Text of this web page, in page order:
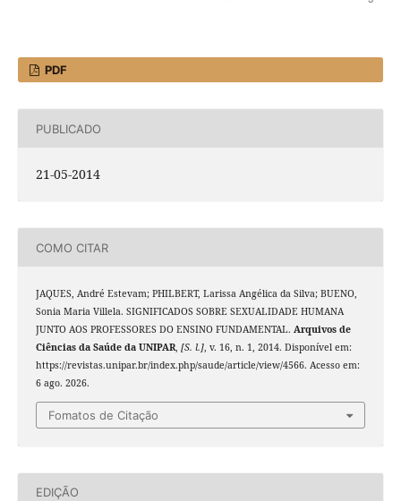
PDF
PUBLICADO
21-05-2014
COMO CITAR
JAQUES, André Estevam; PHILBERT, Larissa Angélica da Silva; BUENO,
Sonia Maria Villela. SIGNIFICADOS SOBRE SEXUALIDADE HUMANA
JUNTO AOS PROFESSORES DO ENSINO FUNDAMENTAL. Arquivos de
Ciências da Saúde da UNIPAR, [S. l.], v. 16, n. 1, 2014. Disponível em:
https://revistas.unipar.br/index.php/saude/article/view/4566. Acesso em:
6 ago. 2026.
Fomatos de Citação
EDIÇÃO